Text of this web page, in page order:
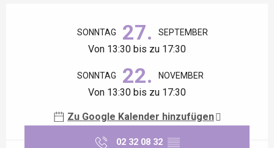
SONNTAG 27. SEPTEMBER
Von 13:30 bis zu 17:30
SONNTAG 22. NOVEMBER
Von 13:30 bis zu 17:30
Zu Google Kalender hinzufügen
02 32 08 32 ▒▒